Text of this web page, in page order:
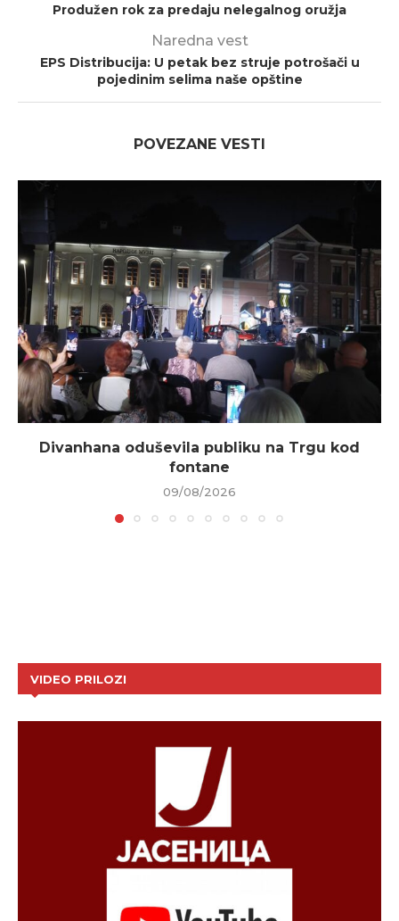
Produžen rok za predaju nelegalnog oružja
Naredna vest
EPS Distribucija: U petak bez struje potrošači u
pojedinim selima naše opštine
POVEZANE VESTI
Divanhana oduševila publiku na Trgu kod
fontane
09/08/2026
VIDEO PRILOZI